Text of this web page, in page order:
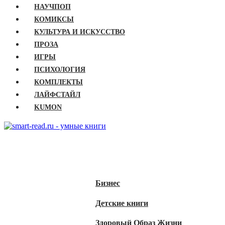
НАУЧПОП
КОМИКСЫ
КУЛЬТУРА И ИСКУССТВО
ПРОЗА
ИГРЫ
ПСИХОЛОГИЯ
КОМПЛЕКТЫ
ЛАЙФСТАЙЛ
KUMON
Бизнес
Детские книги
Здоровый Образ Жизни